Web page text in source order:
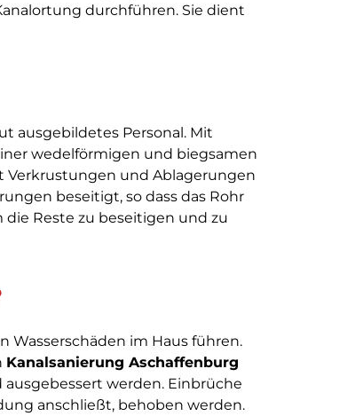
durchführen. Sie dient
ausgebildetes Personal. Mit
wedelförmigen und biegsamen
Verkrustungen und Ablagerungen
beseitigt, so dass das Rohr
Reste zu beseitigen und zu
Wasserschäden im Haus führen.
Kanalsanierung Aschaffenburg
werden. Einbrüche
anschließt, behoben werden.